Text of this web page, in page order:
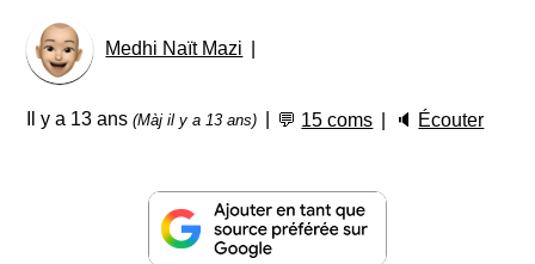
Medhi Naït Mazi
Il y a 13 ans(Màj il y a 13 ans) 💬 15 coms 🔈 Écouter